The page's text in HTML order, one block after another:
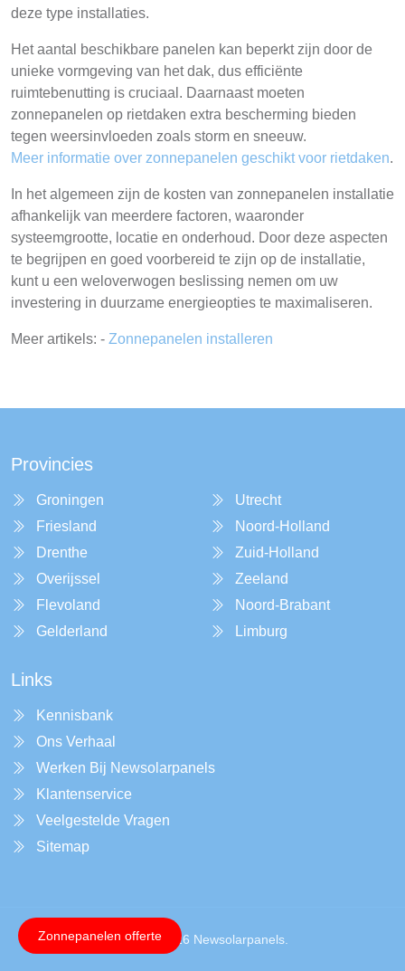
deze type installaties.
Het aantal beschikbare panelen kan beperkt zijn door de
unieke vormgeving van het dak, dus efficiënte
ruimtebenutting is cruciaal. Daarnaast moeten
zonnepanelen op rietdaken extra bescherming bieden
tegen weersinvloeden zoals storm en sneeuw.
Meer informatie over zonnepanelen geschikt voor rietdaken.
In het algemeen zijn de kosten van zonnepanelen installatie
afhankelijk van meerdere factoren, waaronder
systeemgrootte, locatie en onderhoud. Door deze aspecten
te begrijpen en goed voorbereid te zijn op de installatie,
kunt u een weloverwogen beslissing nemen om uw
investering in duurzame energieopties te maximaliseren.
Meer artikels: - Zonnepanelen installeren
Provincies
Groningen
Friesland
Drenthe
Overijssel
Flevoland
Gelderland
Utrecht
Noord-Holland
Zuid-Holland
Zeeland
Noord-Brabant
Limburg
Links
Kennisbank
Ons Verhaal
Werken Bij Newsolarpanels
Klantenservice
Veelgestelde Vragen
Sitemap
Copyright © 2026 Newsolarpanels.
Zonnepanelen offerte